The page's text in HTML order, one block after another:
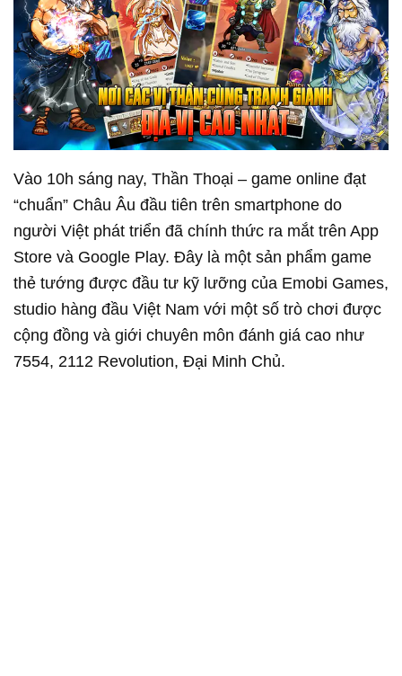
Vào 10h sáng nay, Thần Thoại – game online đạt
“chuẩn” Châu Âu đầu tiên trên smartphone do
người Việt phát triển đã chính thức ra mắt trên App
Store và Google Play. Đây là một sản phẩm game
thẻ tướng được đầu tư kỹ lưỡng của Emobi Games,
studio hàng đầu Việt Nam với một số trò chơi được
cộng đồng và giới chuyên môn đánh giá cao như
7554, 2112 Revolution, Đại Minh Chủ.